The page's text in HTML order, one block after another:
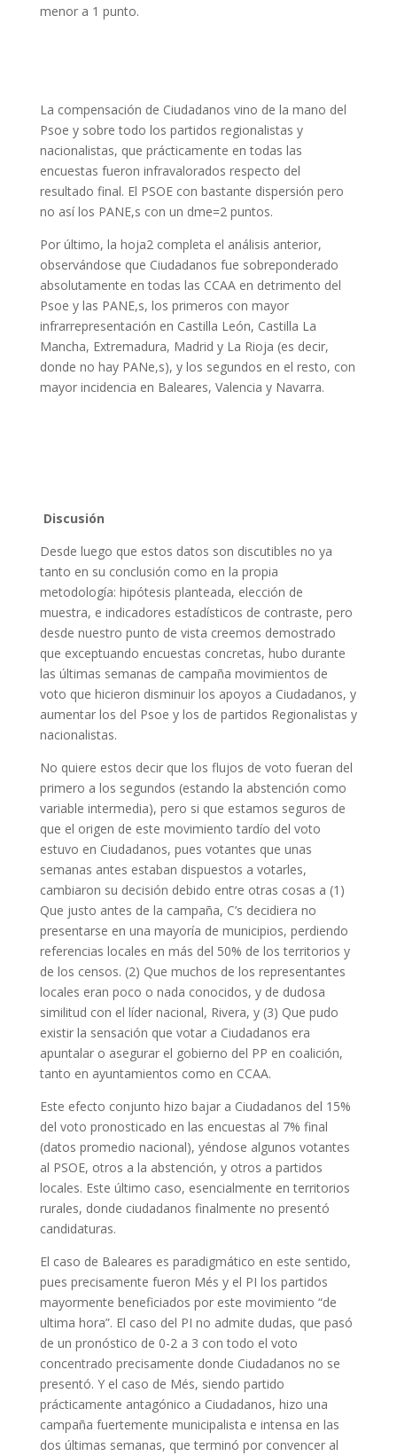
menor a 1 punto.
La compensación de Ciudadanos vino de la mano del
Psoe y sobre todo los partidos regionalistas y
nacionalistas, que prácticamente en todas las
encuestas fueron infravalorados respecto del
resultado final. El PSOE con bastante dispersión pero
no así los PANE,s con un dme=2 puntos.
Por último, la hoja2 completa el análisis anterior,
observándose que Ciudadanos fue sobreponderado
absolutamente en todas las CCAA en detrimento del
Psoe y las PANE,s, los primeros con mayor
infrarrepresentación en Castilla León, Castilla La
Mancha, Extremadura, Madrid y La Rioja (es decir,
donde no hay PANe,s), y los segundos en el resto, con
mayor incidencia en Baleares, Valencia y Navarra.
Discusión
Desde luego que estos datos son discutibles no ya
tanto en su conclusión como en la propia
metodología: hipótesis planteada, elección de
muestra, e indicadores estadísticos de contraste, pero
desde nuestro punto de vista creemos demostrado
que exceptuando encuestas concretas, hubo durante
las últimas semanas de campaña movimientos de
voto que hicieron disminuir los apoyos a Ciudadanos, y
aumentar los del Psoe y los de partidos Regionalistas y
nacionalistas.
No quiere estos decir que los flujos de voto fueran del
primero a los segundos (estando la abstención como
variable intermedia), pero si que estamos seguros de
que el origen de este movimiento tardío del voto
estuvo en Ciudadanos, pues votantes que unas
semanas antes estaban dispuestos a votarles,
cambiaron su decisión debido entre otras cosas a (1)
Que justo antes de la campaña, C’s decidiera no
presentarse en una mayoría de municipios, perdiendo
referencias locales en más del 50% de los territorios y
de los censos. (2) Que muchos de los representantes
locales eran poco o nada conocidos, y de dudosa
similitud con el líder nacional, Rivera, y (3) Que pudo
existir la sensación que votar a Ciudadanos era
apuntalar o asegurar el gobierno del PP en coalición,
tanto en ayuntamientos como en CCAA.
Este efecto conjunto hizo bajar a Ciudadanos del 15%
del voto pronosticado en las encuestas al 7% final
(datos promedio nacional), yéndose algunos votantes
al PSOE, otros a la abstención, y otros a partidos
locales. Este último caso, esencialmente en territorios
rurales, donde ciudadanos finalmente no presentó
candidaturas.
El caso de Baleares es paradigmático en este sentido,
pues precisamente fueron Més y el PI los partidos
mayormente beneficiados por este movimiento “de
ultima hora”. El caso del PI no admite dudas, que pasó
de un pronóstico de 0-2 a 3 con todo el voto
concentrado precisamente donde Ciudadanos no se
presentó. Y el caso de Més, siendo partido
prácticamente antagónico a Ciudadanos, hizo una
campaña fuertemente municipalista e intensa en las
dos últimas semanas, que terminó por convencer al